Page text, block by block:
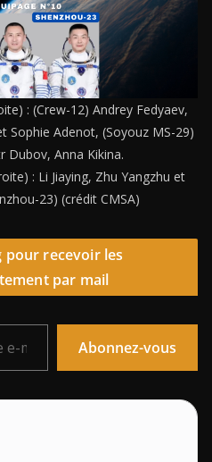
: (Crew-12) Andrey Fedyaev,
Sophie Adenot, (Soyouz MS-29)
Dubov, Anna Kikina.
: Li Jiaying, Zhu Yangzhu et
23) (crédit CMSA)
pour recevoir les
par mail
Abonnez-vous